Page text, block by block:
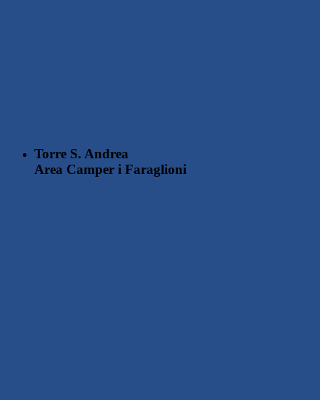
Torre S. Andrea
Area Camper i Faraglioni